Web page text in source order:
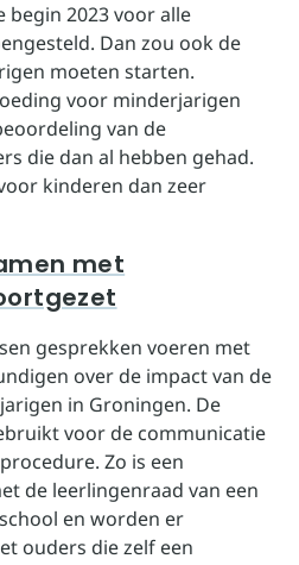
begin 2023 voor alle
Dan zou ook de
moeten starten.
voor minderjarigen
van de
die dan al hebben gehad.
kinderen dan zeer
met
gesprekken voeren met
over de impact van de
in Groningen. De
voor de communicatie
Zo is een
de leerlingenraad van een
en worden er
ouders die zelf een